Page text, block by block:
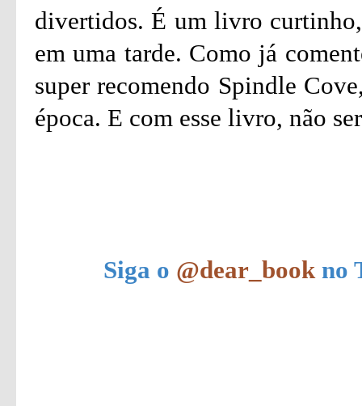
divertidos. É um livro
em uma tarde. Como já
super recomendo Spindle
época. E com esse livro, não
Siga o @dear_book no